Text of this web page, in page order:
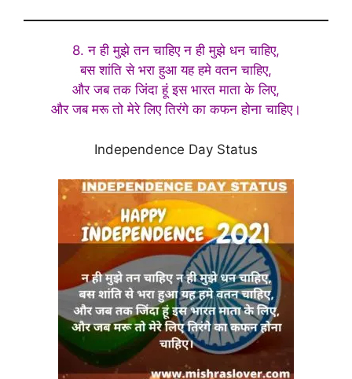
8. न ही मुझे तन चाहिए न ही मुझे धन चाहिए,
बस शांति से भरा हुआ यह हमे वतन चाहिए,
और जब तक जिंदा हूं इस भारत माता के लिए,
और जब मरू तो मेरे लिए तिरंगे का कफन होना चाहिए।
Independence Day Status